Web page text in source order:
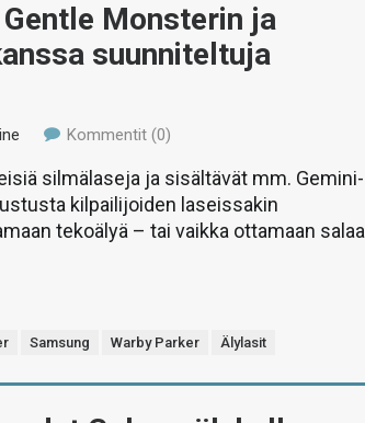
Monsterin ja
suunniteltuja
Kommentit (0)
silmälaseja ja sisältävät mm. Gemini-
kilpailijoiden laseissakin
tekoälyä – tai vaikka ottamaan salaa
Samsung Warby Parker Älylasit